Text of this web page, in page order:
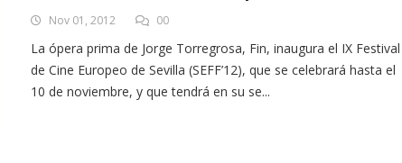
Nov 01, 2012 00
La ópera prima de Jorge Torregrosa, Fin, inaugura el IX Festival
de Cine Europeo de Sevilla (SEFF’12), que se celebrará hasta el
10 de noviembre, y que tendrá en su se...